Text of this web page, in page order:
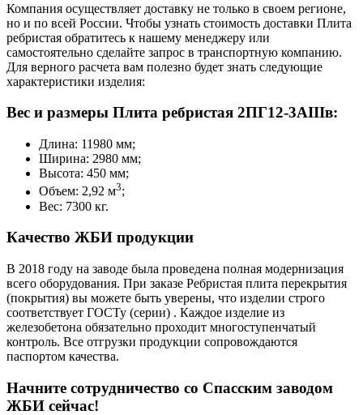
Компания осуществляет доставку не только в своем регионе,
но и по всей России. Чтобы узнать стоимость доставки Плита
ребристая обратитесь к нашему менеджеру или
самостоятельно сделайте запрос в транспортную компанию.
Для верного расчета вам полезно будет знать следующие
характеристики изделия:
Вес и размеры Плита ребристая 2ПГ12-3АIIIв:
Длина: 11980 мм;
Ширина: 2980 мм;
Высота: 450 мм;
Объем: 2,92 м3;
Вес: 7300 кг.
Качество ЖБИ продукции
В 2018 году на заводе была проведена полная модернизация
всего оборудования. При заказе Ребристая плита перекрытия
(покрытия) вы можете быть уверены, что изделии строго
соответствует ГОСТу (серии) . Каждое изделие из
железобетона обязательно проходит многоступенчатый
контроль. Все отгрузки продукции сопровождаются
паспортом качества.
Начните сотрудничество со Cпасским заводом
ЖБИ сейчас!